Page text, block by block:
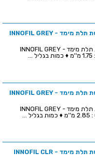
גליל חוט PLA למדפסת תלת מימד - INNOFIL GREY
גליל חוט PLA למדפסת תלת מימד - INNOFIL GREY
גליל חוט PLA למדפסת תלת מימד - INNOFIL GREY
גליל חוט PLA למדפסת תלת מימד - INNOFIL GREY
גליל חוט PLA למדפסת תלת מימד - INNOFIL CLR